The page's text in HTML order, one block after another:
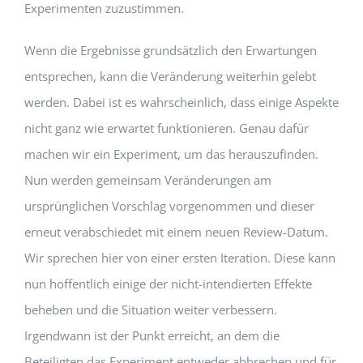
Experimenten zuzustimmen.
Wenn die Ergebnisse grundsätzlich den Erwartungen
entsprechen, kann die Veränderung weiterhin gelebt
werden. Dabei ist es wahrscheinlich, dass einige Aspekte
nicht ganz wie erwartet funktionieren. Genau dafür
machen wir ein Experiment, um das herauszufinden.
Nun werden gemeinsam Veränderungen am
ursprünglichen Vorschlag vorgenommen und dieser
erneut verabschiedet mit einem neuen Review-Datum.
Wir sprechen hier von einer ersten Iteration. Diese kann
nun hoffentlich einige der nicht-intendierten Effekte
beheben und die Situation weiter verbessern.
Irgendwann ist der Punkt erreicht, an dem die